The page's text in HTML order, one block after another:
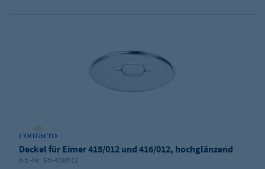
Deckel für Eimer 415/012 und 416/012, hochglänzend
Art.-Nr.: GH-418/012